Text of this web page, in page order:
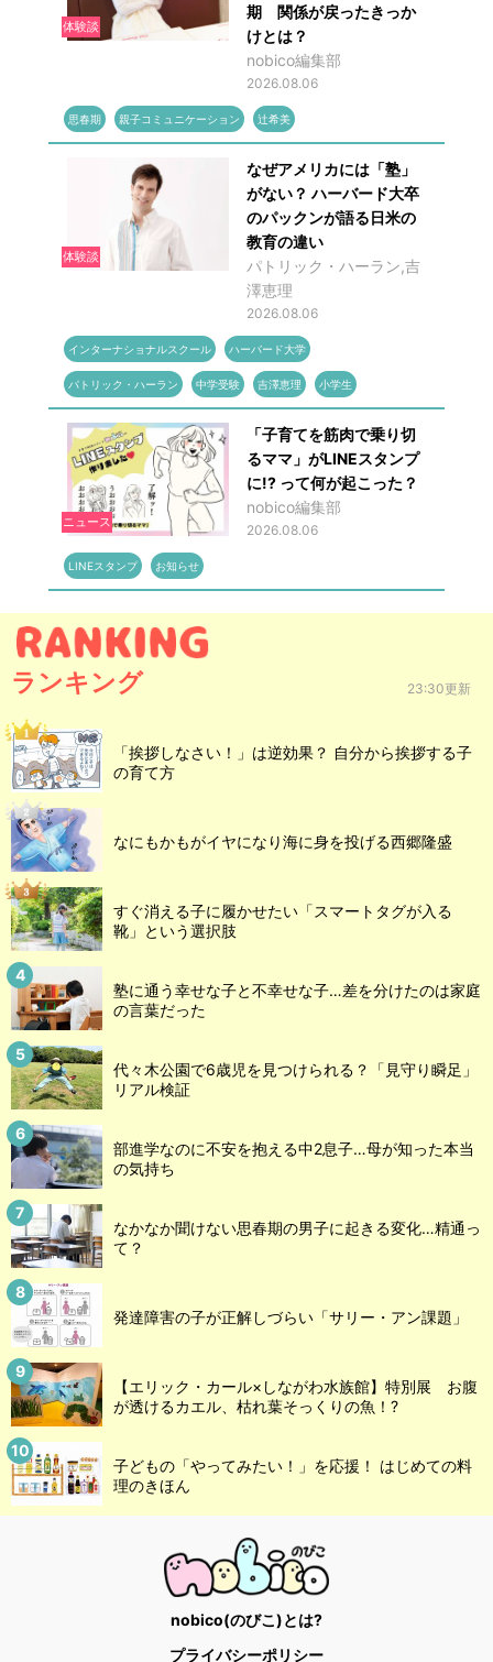
体験談
期 関係が戻ったきっか
けとは？
nobico編集部
2026.08.06
思春期 親子コミュニケーション 辻希美
体験談
なぜアメリカには「塾」
がない？ ハーバード大卒
のパックンが語る日米の
教育の違い
パトリック・ハーラン,吉
澤恵理
2026.08.06
インターナショナルスクール ハーバード大学
パトリック・ハーラン 中学受験 吉澤恵理 小学生
ニュース
「子育てを筋肉で乗り切
るママ」がLINEスタンプ
に!? って何が起こった？
nobico編集部
2026.08.06
LINEスタンプ お知らせ
ランキング 23:30更新
「挨拶しなさい！」は逆効果？ 自分から挨拶する子
の育て方
なにもかもがイヤになり海に身を投げる西郷隆盛
すぐ消える子に履かせたい「スマートタグが入る
靴」という選択肢
塾に通う幸せな子と不幸せな子…差を分けたのは家庭
の言葉だった
代々木公園で6歳児を見つけられる？「見守り瞬足」
リアル検証
部進学なのに不安を抱える中2息子…母が知った本当
の気持ち
なかなか聞けない思春期の男子に起きる変化…精通っ
て？
発達障害の子が正解しづらい「サリー・アン課題」
【エリック・カール×しながわ水族館】特別展 お腹
が透けるカエル、枯れ葉そっくりの魚！?
子どもの「やってみたい！」を応援！ はじめての料
理のきほん
nobico(のびこ)とは?
プライバシーポリシー